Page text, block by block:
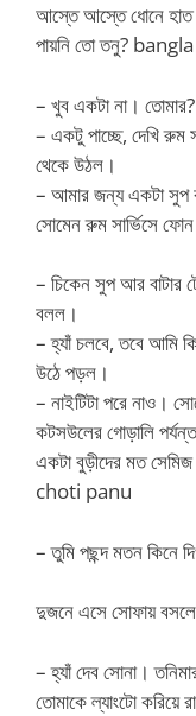
আস্তে আস্তে ধোনে হাত
পায়নি তো তনু?
– খুব একটা না। তোমার?
– একটু পাচ্ছে, দেখি রুম
থেকে উঠল।
– আমার জন্য একটা সুপ
সোমেন রুম সার্ভিসে
– চিকেন সুপ আর বাটার
বলল।
– হ্যাঁ চলবে, তবে আমি
উঠে পড়ল।
– নাইটিটা পরে নাও।
কটসউলের গোড়ালি
একটা বুড়ীদের মত
choti panu
– তুমি পছন্দ মতন কিনে
দুজনে এসে সোফায়
– হ্যাঁ দেব সোনা।
তোমাকে ল্যাংটো করিয়ে